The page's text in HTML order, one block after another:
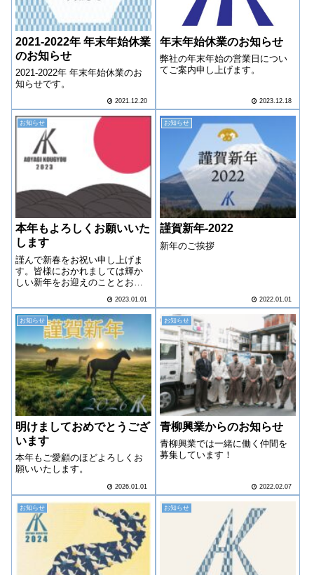
2021-2022年 年末年始休業
のお知らせ
2021-2022年 年末年始休業のお
知らせです。
2021.12.20
年末年始休業のお知らせ
弊社の年末年始の営業日につい
てご案内申し上げます。
2023.12.18
お知らせ
本年もよろしくお願いいた
します
謹んで新春をお祝い申し上げま
す。皆様におかれましては輝か
しい新年をお迎えのこととお慶
2023.01.01
お知らせ
謹賀新年-2022
新年のご挨拶
2022.01.01
お知らせ
明けましておめでとうござ
います
本年もご愛顧のほどよろしくお
願いいたします。
2026.01.01
お知らせ
青柳興業からのお知らせ
青柳興業では一緒に働く仲間を
募集しています！
2022.02.07
お知らせ お知らせ